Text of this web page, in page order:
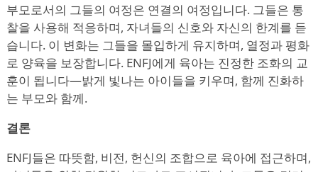
부모로서의 그들의 여정은 연결의 여정입니다. 그들은 통
찰을 사용해 적응하며, 자녀들의 신호와 자신의 한계를 듣
습니다. 이 변화는 그들을 몰입하게 유지하며, 열정과 평화
로 양육을 보장합니다. ENFJ에게 육아는 진정한 조화의 교
훈이 됩니다—밝게 빛나는 아이들을 키우며, 함께 진화하
는 부모와 함께.
결론
ENFJ들은 따뜻함, 비전, 헌신의 조합으로 육아에 접근하며,